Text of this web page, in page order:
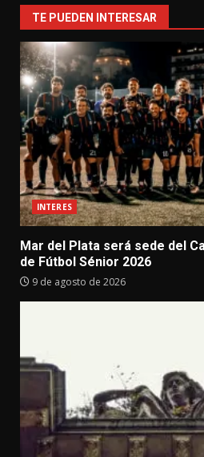
TE PUEDEN INTERESAR
INTERES
Mar del Plata será sede del
de Fútbol Sénior 2026
9 de agosto de 2026